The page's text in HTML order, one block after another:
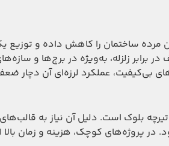
ساختمان را کاهش داده و توزیع
زلزله، به‌ویژه در برج‌ها و
بی‌کیفیت، عملکرد لرزه‌ای آن دچار
سال ۱۴۰۴ حدود ۳۰ تا ۴۵ درصد بیشتر از تیرچه بلوک است. دلیل
در پروژه‌های کوچک، هزینه و زمان